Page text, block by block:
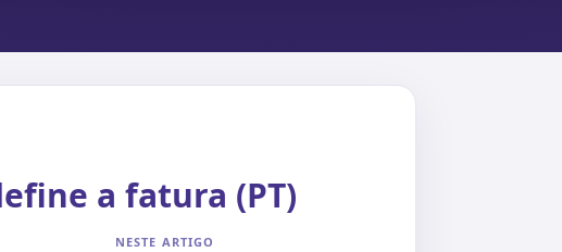
a fatura (PT)
NESTE ARTIGO